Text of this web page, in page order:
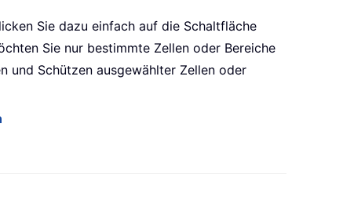
Sie dazu einfach auf die Schaltfläche
Sie nur bestimmte Zellen oder Bereiche
und Schützen ausgewählter Zellen oder